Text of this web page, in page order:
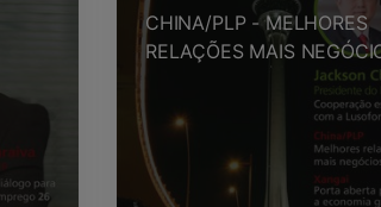
CHINA/PLP - MELHORES
RELAÇÕES MAIS